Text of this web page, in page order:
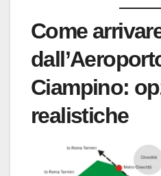
Come
Ciampino:
realistiche